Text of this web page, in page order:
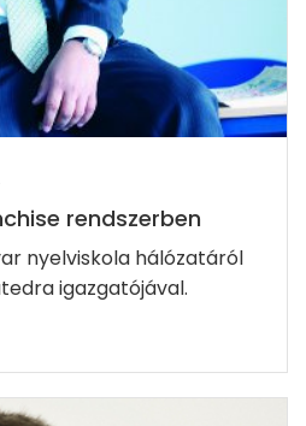
rendszerben
nyelviskola hálózatáról
igazgatójával.